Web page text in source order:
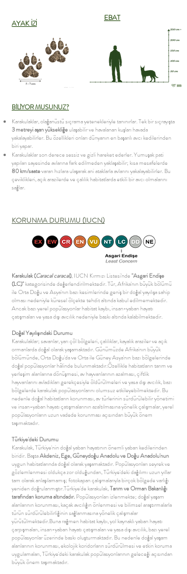
EBAT
AYAK İZİ
BİLİYOR MUSUNUZ?
Karakulaklar, olağanüstü sıçrama yetenekleriyle tanınırlar. Tek bir sıçrayışta
3 metreyi aşan yüksekliğeulaşabilir ve havalanan kuşları havada
yakalayabilirler. Bu özellikleri onları dünyanın en başarılı avcı kedilerinden
biri yapar.
Karakulaklar son derece sessiz ve gizli hareket ederler. Yumuşak pati
yapıları sayesinde avlarına fark edilmeden yaklaşabilir; kısa mesafelerde
80 km/saatevaran hızlara ulaşarak ani ataklarla avlarını yakalayabilirler. Bu
çeviklikleri, açık arazilerde ve çalılık habitatlarda etkili bir avcı olmalarını
sağlar.
KORUNMA DURUMU (IUCN)
Karakulak (Caracal caracal), IUCN Kırmızı Listesi'nde "Asgari Endişe
(LC)"kategorisinde değerlendirilmektedir. Tür, Afrika'nın büyük bölümü
ile Orta Doğu ve Asya'nın bazı kesimlerinde geniş bir doğal yayılışa sahip
olması nedeniyle küresel ölçekte tehdit altında kabul edilmemektedir.
Ancak bazı yerel popülasyonlar habitat kaybı, insan-yaban hayatı
çatışmaları ve yasa dışı avcılık nedeniyle baskı altında kalabilmektedir.
Doğal Yayılışındaki Durumu
Karakulaklar; savanlar, yarı çöl bölgeleri, çalılıklar, kayalık araziler ve açık
ormanlarda doğal olarak yaşamaktadır. Günümüzde Afrika'nın büyük
bölümünde, Orta Doğu'da ve Orta ile Güney Asya'nın bazı bölgelerinde
doğal popülasyonlar hâlinde bulunmaktadır.Özellikle habitatların tarım ve
yerleşim alanlarına dönüşmesi, av hayvanlarının azalması, çiftlik
hayvanlarını avladıkları gerekçesiyle öldürülmeleri ve yasa dışı avcılık, bazı
bölgelerde karakulak popülasyonlarını olumsuz etkileyebilmektedir. Bu
nedenle doğal habitatların korunması, av türlerinin sürdürülebilir yönetimi
ve insan-yaban hayatı çatışmalarının azaltılmasına yönelik çalışmalar, yerel
popülasyonların uzun vadede korunması açısından büyük önem
taşımaktadır.
Türkiye'deki Durumu
Karakulak, Türkiye'nin doğal yaban hayatının önemli yaban kedilerinden
biridir. BaştaAkdeniz, Ege, Güneydoğu Anadolu ve Doğu Anadolu'nun
uygun habitatlarında doğal olarak yaşamaktadır. Popülasyonları seyrek ve
gözlemlenmesi oldukça zor olduğundan, Türkiye'deki dağılımı uzun yıllar
tam olarak anlaşılamamış; fotokapan çalışmalarıyla birçok bölgede varlığı
yeniden doğrulanmıştır.Türkiye'de karakulak,Tarım ve Orman Bakanlığı
tarafından koruma altındadır. Popülasyonları izlenmekte; doğal yaşam
alanlarının korunması, kaçak avcılığın önlenmesi ve bilimsel araştırmalarla
türün sürdürülebilirliğinin sağlanmasına yönelik çalışmalar
yürütülmektedir.Buna rağmen habitat kaybı, yol kaynaklı yaban hayatı
çarpışmaları, insan-yaban hayatı çatışmaları ve yasa dışı avcılık, bazı yerel
popülasyonlar üzerinde baskı oluşturmaktadır. Bu nedenle doğal yaşam
alanlarının korunması, ekolojik koridorların sürdürülmesi ve etkin koruma
uygulamaları, Türkiye'deki karakulak popülasyonlarının geleceği açısından
büyük önem taşımaktadır.